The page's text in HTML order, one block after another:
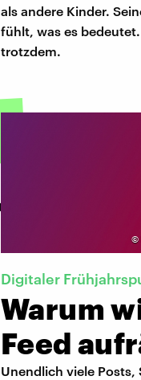
als andere Kinder.
fühlt, was es
trotzdem.
©
Digitaler
Warum
Feed
Unendlich viele